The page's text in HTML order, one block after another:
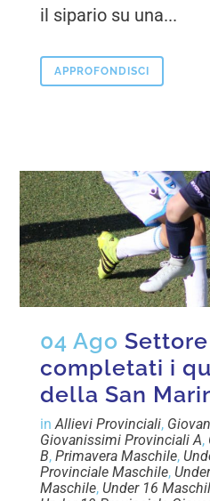
il sipario su una...
APPROFONDISCI
04 Ago
completati i
della San
inAllievi Provinciali,
Giovanissimi Provinciali A,
B,Primavera Maschile,
Provinciale Maschile,
Maschile, Under 16